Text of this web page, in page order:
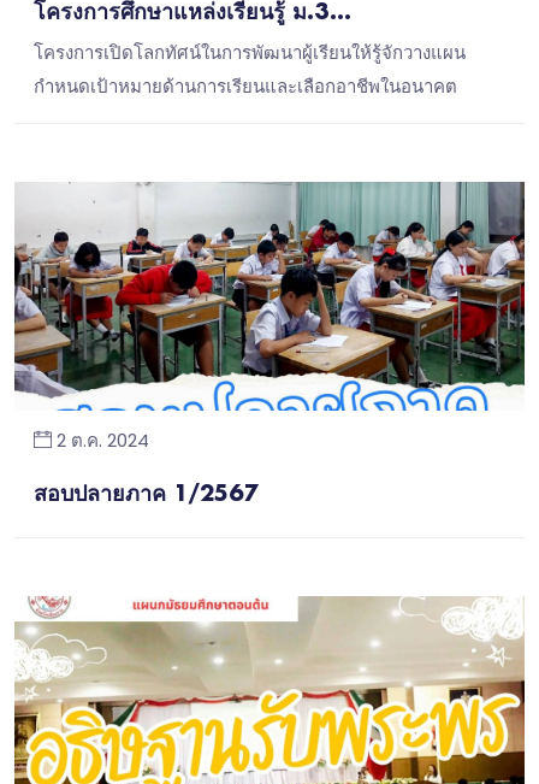
โครงการศึกษาแหล่งเรียนรู้ ม.3...
โครงการเปิดโลกทัศน์ในการพัฒนาผู้เรียนให้รู้จักวางแผน
กำหนดเป้าหมายด้านการเรียนและเลือกอาชีพในอนาคต
2 ต.ค. 2024
สอบปลายภาค 1/2567